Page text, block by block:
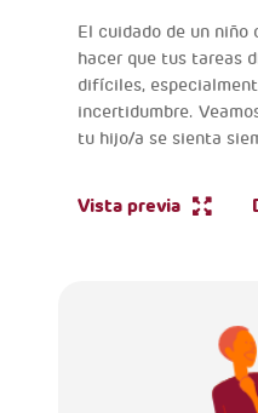
El cuidado de un niño
hacer que tus tareas
difíciles,
incertidumbre.
tu hijo/a se sienta
Vista previa